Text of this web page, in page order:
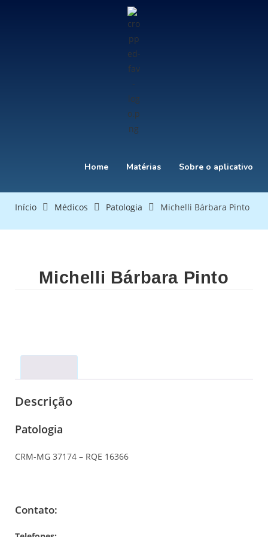
Home Matérias Sobre o aplicativo
Início Médicos Patologia Michelli Bárbara Pinto
Michelli Bárbara Pinto
Descrição
Patologia
CRM-MG 37174 – RQE 16366
Contato: